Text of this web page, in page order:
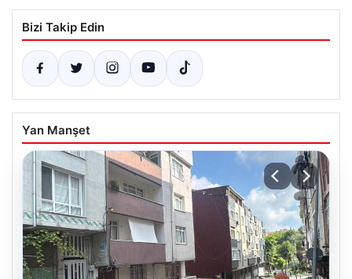
Bizi Takip Edin
Yan Manşet